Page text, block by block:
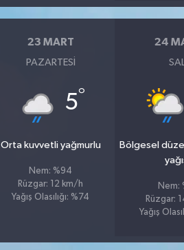
23 MART
PAZARTESI
5°
Orta kuvvetli yağmurlu
Nem: %94
Rüzgar: 12 km/h
Yağış Olasılığı: %74
24
SALI
Bölgesel
Nem:
Rüzgar:
Yağış